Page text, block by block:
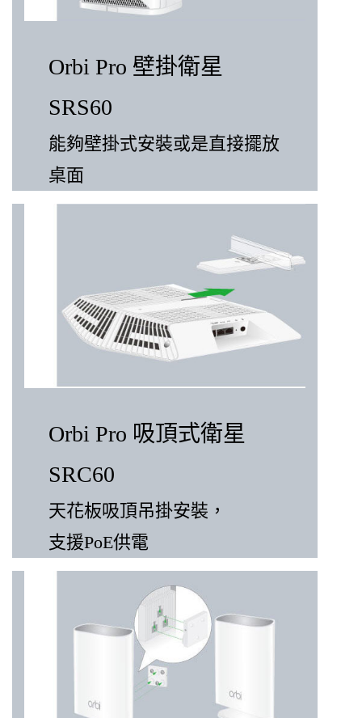
Orbi Pro 壁掛衛星
SRS60
能夠壁掛式安裝或是直接擺放
桌面
Orbi Pro 吸頂式衛星
SRC60
天花板吸頂吊掛安裝，
支援PoE供電